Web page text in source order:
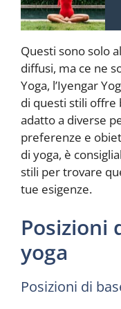
Questi sono solo
diffusi, ma ce ne
Yoga, l’Iyengar
di questi stili offre
adatto a diverse
preferenze e
di yoga, è
stili per trovare
tue esigenze.
Posizioni
yoga
Posizioni di